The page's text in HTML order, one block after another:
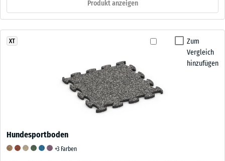
Produkt anzeigen
Zum
Vergleich
hinzufügen
XT
Hundesportboden
+3 Farben